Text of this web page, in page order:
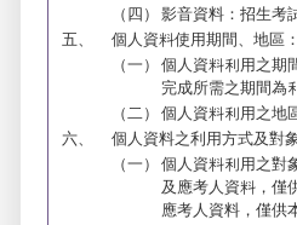
（四）
影音資料：招生考
五、
個人資料使用期間、地區
（一）
個人資料利用之期
完成所需之期間為
（二）
個人資料利用之地
六、
個人資料之利用方式及對
（一）
個人資料利用之對
及應考人資料，僅
應考人資料，僅供